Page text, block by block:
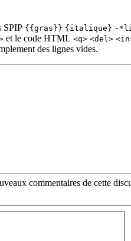
SPIP {{gras}} {italique} -
et le code HTML <q> <del>
des lignes vides.
commentaires de cette